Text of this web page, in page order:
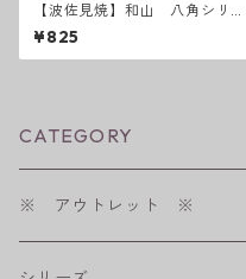
【波佐見焼】和山 八角シリ
ーズ S 小付け
¥825
CATEGORY
※ アウトレット ※